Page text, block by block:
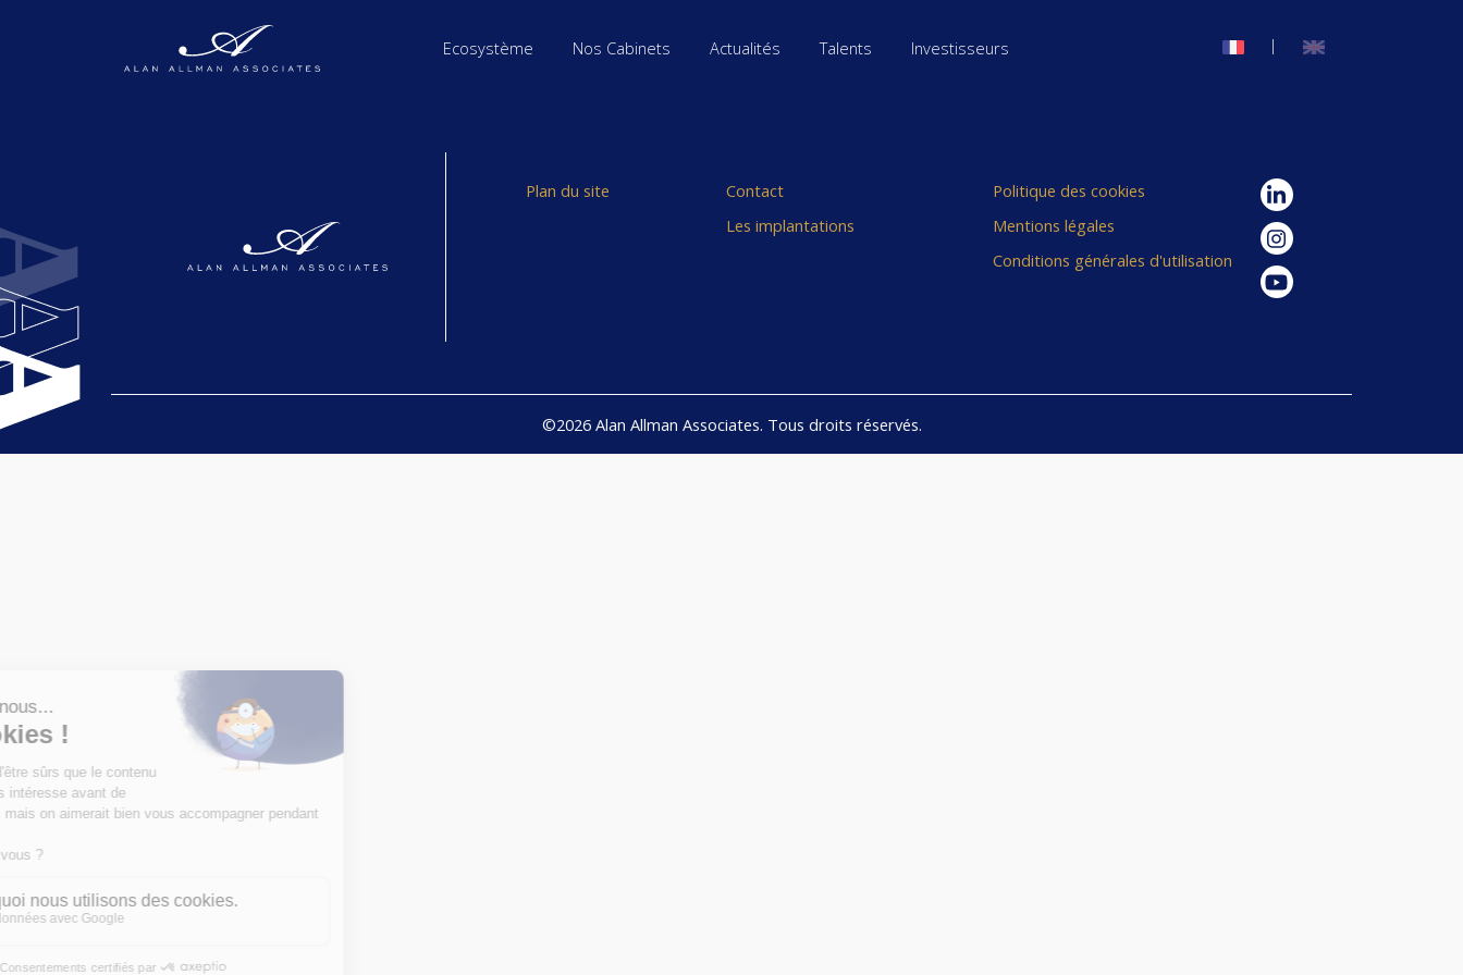
Ecosystème Nos Cabinets Actualités Talents Investisseurs |
Plan du site
Contact
Les implantations
Politique des cookies
Mentions légales
Conditions générales d'utilisation
©2026 Alan Allman Associates. Tous droits réservés.